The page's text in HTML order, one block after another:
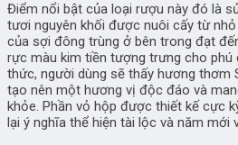
Điểm nổi bật của loại rượu này đó là
tươi nguyên khối được nuôi cấy từ
của sợi đông trùng ở bên trong đạt
rực màu kim tiền tượng trưng cho phú
thức, người dùng sẽ thấy hương thơm
tạo nên một hương vị độc đáo và
khỏe. Phần vỏ hộp được thiết kế cực
lại ý nghĩa thể hiện tài lộc và năm mới